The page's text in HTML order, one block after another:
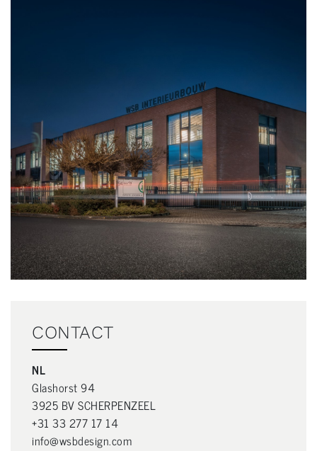
CONTACT
NL
Glashorst 94
3925 BV SCHERPENZEEL
+31 33 277 17 14
info@wsbdesign.com